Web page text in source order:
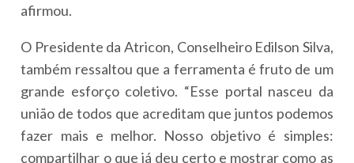
afirmou.
O Presidente da Atricon, Conselheiro Edilson Silva,
também ressaltou que a ferramenta é fruto de um
grande esforço coletivo. “Esse portal nasceu da
união de todos que acreditam que juntos podemos
fazer mais e melhor. Nosso objetivo é simples:
compartilhar o que já deu certo e mostrar como as